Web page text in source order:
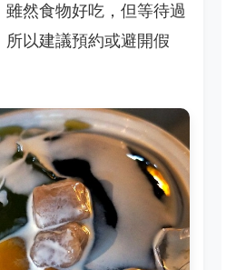
然食物好吃，但等待過
以建議預約或避開假